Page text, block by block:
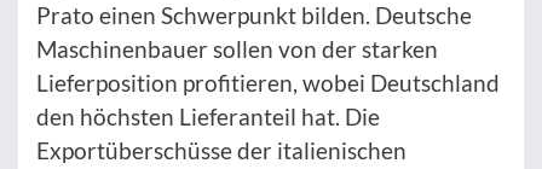
Prato einen Schwerpunkt bilden. Deutsche
Maschinenbauer sollen von der starken
Lieferposition profitieren, wobei Deutschland
den höchsten Lieferanteil hat. Die
Exportüberschüsse der italienischen